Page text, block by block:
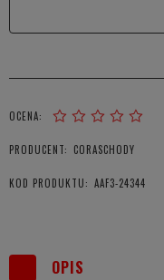
OCENA:
PRODUCENT: CORASCHODY
KOD PRODUKTU: AAF3-24344
OPIS